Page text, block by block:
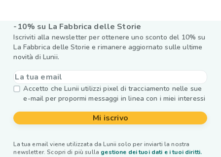
-10% su La Fabbrica delle Storie
Iscriviti alla newsletter per ottenere uno sconto del 10% su
La Fabbrica delle Storie e rimanere aggiornato sulle ultime
novità di Lunii.
Accetto che Lunii utilizzi pixel di tracciamento nelle sue
e-mail per propormi messaggi in linea con i miei interessi
Mi iscrivo
La tua email viene utilizzata da Lunii solo per inviarti la nostra
newsletter. Scopri di più sulla gestione dei tuoi dati e i tuoi diritti.